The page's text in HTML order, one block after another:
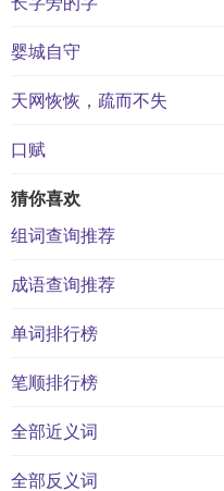
婴城自守
天网恢恢，疏而不失
口赋
猜你喜欢
组词查询推荐
成语查询推荐
单词排行榜
笔顺排行榜
全部近义词
全部反义词